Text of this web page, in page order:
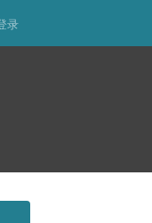
录